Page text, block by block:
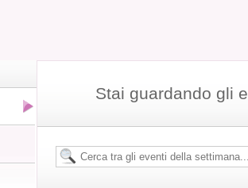
Stai guardando gli